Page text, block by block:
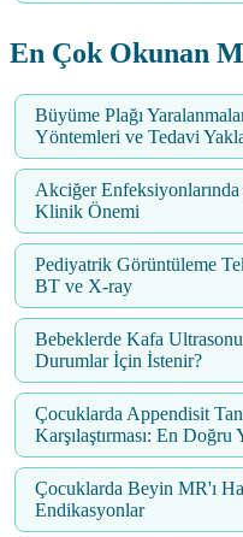
En Çok Okunan
Büyüme Plağı
Yöntemleri ve Tedavi
Akciğer
Klinik Önemi
Pediyatrik Görüntüleme
BT ve X-ray
Bebeklerde Kafa
Durumlar İçin İstenir?
Çocuklarda Appendisit
Karşılaştırması: En Doğru
Çocuklarda Beyin MR'ı
Endikasyonlar